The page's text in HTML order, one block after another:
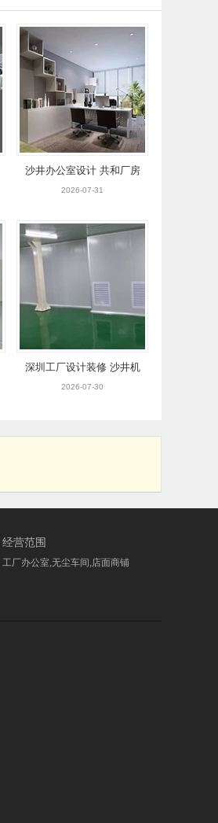
沙井办公室设计 共和厂房
装修 步涌车间改造装修
2026-07-31
深圳工厂设计装修 沙井机
电安装 宝安车间改造
2026-07-30
经营范围
工厂办公室,无尘车间,店面商铺